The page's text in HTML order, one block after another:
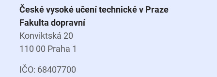
České vysoké učení technické v Praze
Fakulta dopravní
Konviktská 20
110 00 Praha 1
IČO: 68407700